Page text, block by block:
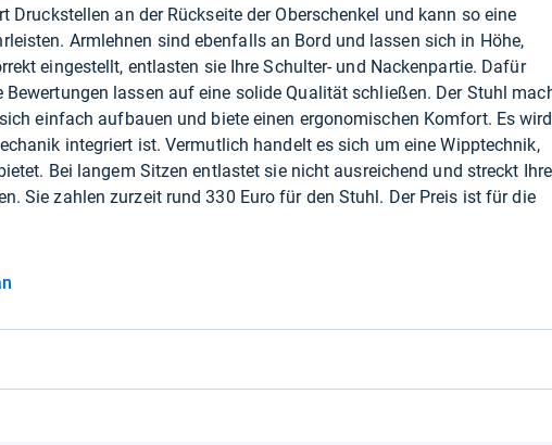
Druckstellen an der Rückseite der Oberschenkel und kann so eine
Armlehnen sind ebenfalls an Bord und lassen sich in Höhe,
eingestellt, entlasten sie Ihre Schulter- und Nackenpartie. Dafür
lassen auf eine solide Qualität schließen. Der Stuhl
einfach aufbauen und biete einen ergonomischen Komfort. Es wird
integriert ist. Vermutlich handelt es sich um eine Wipptechnik,
Bei langem Sitzen entlastet sie nicht ausreichend und streckt
Sie zahlen zurzeit rund 330 Euro für den Stuhl. Der Preis ist für die